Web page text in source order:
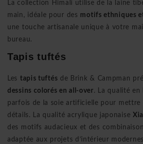
La collection Himali utilise de la laine
main, idéale pour des motifs ethniques
une touche artisanale unique à votre
bureau.
Tapis tuftés
Les tapis tuftés de Brink & Campman
dessins colorés en all-over. La qualité en
parfois de la soie artificielle pour mettre
détails. La qualité acrylique japonaise
des motifs audacieux et des
adaptée aux projets d’intérieur